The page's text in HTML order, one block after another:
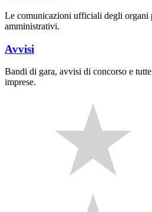
Le comunicazioni ufficiali degli
amministrativi.
Avvisi
Bandi di gara, avvisi di concorso e
imprese.